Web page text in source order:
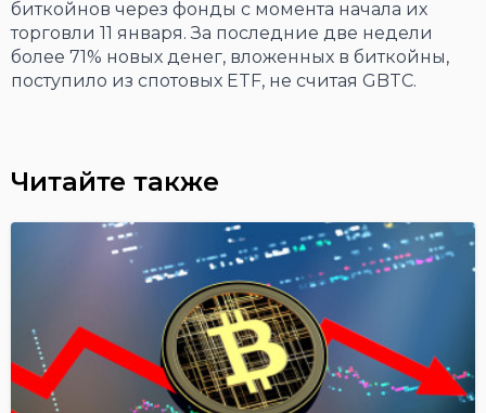
биткойнов через фонды с момента начала их
торговли 11 января. За последние две недели
более 71% новых денег, вложенных в биткойны,
поступило из спотовых ETF, не считая GBTC.
Читайте также